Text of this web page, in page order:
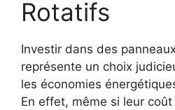
Rotatifs
Investir dans des
représente un choix
les économies
En effet, même si leur